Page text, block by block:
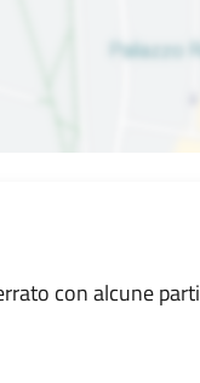
con alcune parti